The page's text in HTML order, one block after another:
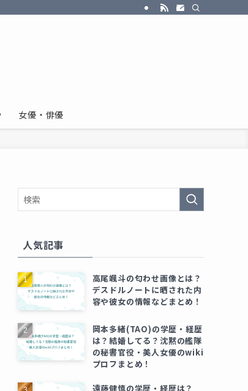
女優・俳優
人気記事
高尾颯斗の匂わせ画像とは？
デスドルノートに晒された内
容や彼女の情報などまとめ！
岡本多緒(TAO)の学歴・経歴
は？結婚してる？沈黙の艦隊
の秘書官役・美人女優のwiki
プロフまとめ！
遠藤健慎の学歴・経歴は？